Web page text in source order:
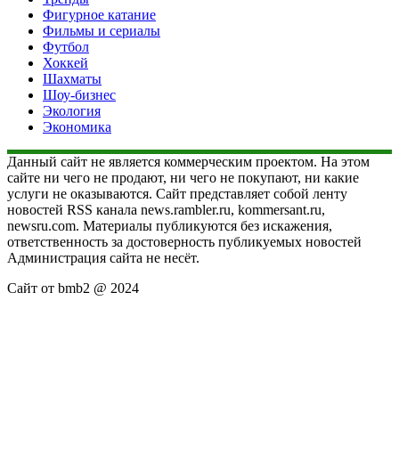
Фигурное катание
Фильмы и сериалы
Футбол
Хоккей
Шахматы
Шоу-бизнес
Экология
Экономика
Данный сайт не является коммерческим проектом. На этом
сайте ни чего не продают, ни чего не покупают, ни какие
услуги не оказываются. Сайт представляет собой ленту
новостей RSS канала news.rambler.ru, kommersant.ru,
newsru.com. Материалы публикуются без искажения,
ответственность за достоверность публикуемых новостей
Администрация сайта не несёт.
Сайт от bmb2 @ 2024